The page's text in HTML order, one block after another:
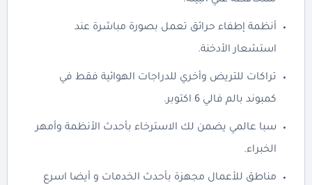
أنظمة إطفاء حرائق تعمل بصورة مباشرة عند
استشعار الأدخنة.
تراكات للتريض وأخري للدراجات الهوائية فقط في
كمبوند بالم فالي 6 اكتوبر.
سبا عالمي يضمن لك الاسترخاء بأحدث الأنظمة وأمهر
الخبراء.
مناطق للأعمال مجهزة بأحدث الخدمات و أيضا اسرع